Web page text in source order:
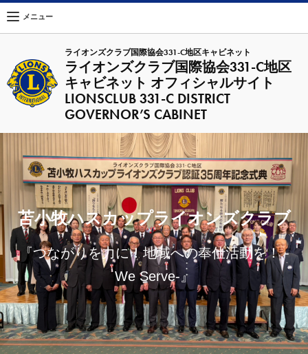
ライオンズクラブ国際協会331-C地区キャビネット
ライオンズクラブ国際協会331-C地区
キャビネット オフィシャルサイト
LIONSCLUB 331-C DISTRICT
GOVERNOR’S CABINET
メニュー
苫小牧ハスカップライオンズクラブ
『つながりを力に！地域への奉仕活動を！ -
We Serve-』